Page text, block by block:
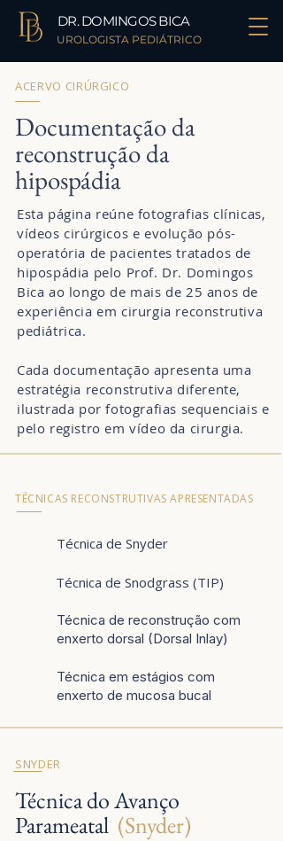
DR. DOMINGOS BICA
UROLOGISTA PEDIÁTRICO
ACERVO CIRÚRGICO
Documentação da
reconstrução da
hipospádia
Esta página reúne fotografias clínicas,
vídeos cirúrgicos e evolução pós-
operatória de pacientes tratados de
hipospádia pelo Prof. Dr. Domingos
Bica ao longo de mais de 25 anos de
experiência em cirurgia reconstrutiva
pediátrica.
Cada documentação apresenta uma
estratégia reconstrutiva diferente,
ilustrada por fotografias sequenciais e
pelo registro em vídeo da cirurgia.
TÉCNICAS RECONSTRUTIVAS APRESENTADAS
Técnica de Snyder
Técnica de Snodgrass (TIP)
Técnica de reconstrução com
enxerto dorsal (Dorsal Inlay)
Técnica em estágios com
enxerto de mucosa bucal
SNYDER
Técnica do Avanço
Parameatal (Snyder)